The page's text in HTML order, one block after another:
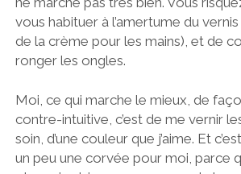
vous habituer à l’amertume du
de la crème pour les mains), et de
ronger les ongles.
Moi, ce qui marche le mieux, de
contre-intuitive, c’est de me vernir
soin, d’une couleur que j’aime. Et
un peu une corvée pour moi, parce